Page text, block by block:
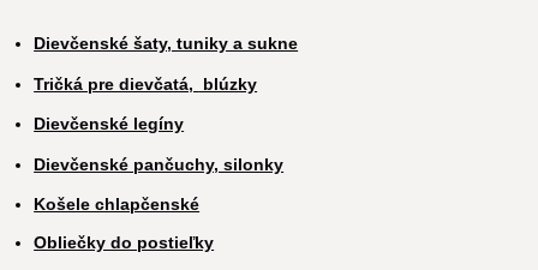
Dievčenské šaty, tuniky a sukne
Tričká pre dievčatá, blúzky
Dievčenské legíny
Dievčenské pančuchy, silonky
Košele chlapčenské
Obliečky do postieľky